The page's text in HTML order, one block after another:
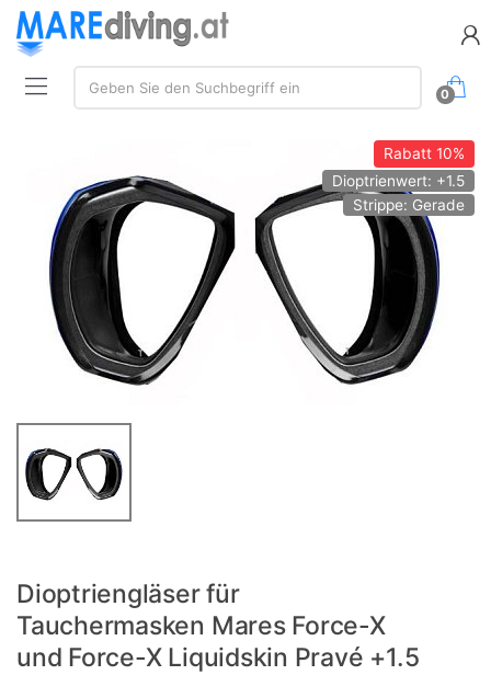
Suchen:
Geben Sie den Suchbegriff ein
0
Rabatt10%
Dioptrienwert: +1.5
Strippe: Gerade
Dioptriengläser für
Tauchermasken Mares Force-X
und Force-X Liquidskin Pravé +1.5